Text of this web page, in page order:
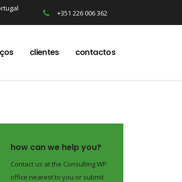
+351 226 006 362
clientes contactos
how can we help you?
Contact us at the Consulting WP
office nearest to you or submit